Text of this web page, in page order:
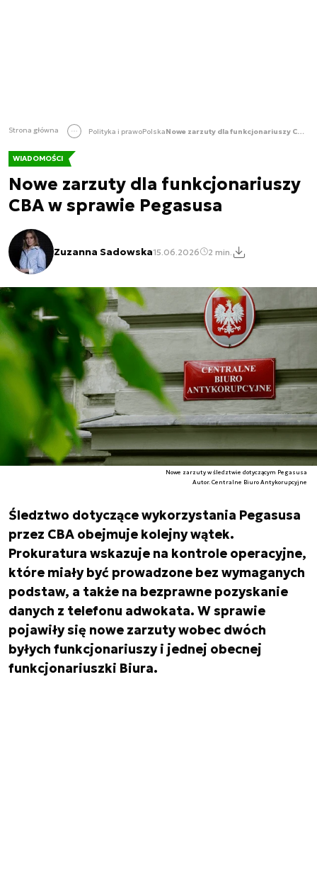
Strona główna Polityka i prawoPolska Nowe zarzuty dla funkcjonariuszy CBA w sprawie Pegasusa
WIADOMOŚCI
Nowe zarzuty dla funkcjonariuszy
CBA w sprawie Pegasusa
Zuzanna Sadowska15.06.2026 2 min.
Nowe zarzuty w śledztwie dotyczącym Pegasusa
Autor. Centralne Biuro Antykorupcyjne
Śledztwo dotyczące wykorzystania Pegasusa
przez CBA obejmuje kolejny wątek.
Prokuratura wskazuje na kontrole operacyjne,
które miały być prowadzone bez wymaganych
podstaw, a także na bezprawne pozyskanie
danych z telefonu adwokata. W sprawie
pojawiły się nowe zarzuty wobec dwóch
byłych funkcjonariuszy i jednej obecnej
funkcjonariuszki Biura.